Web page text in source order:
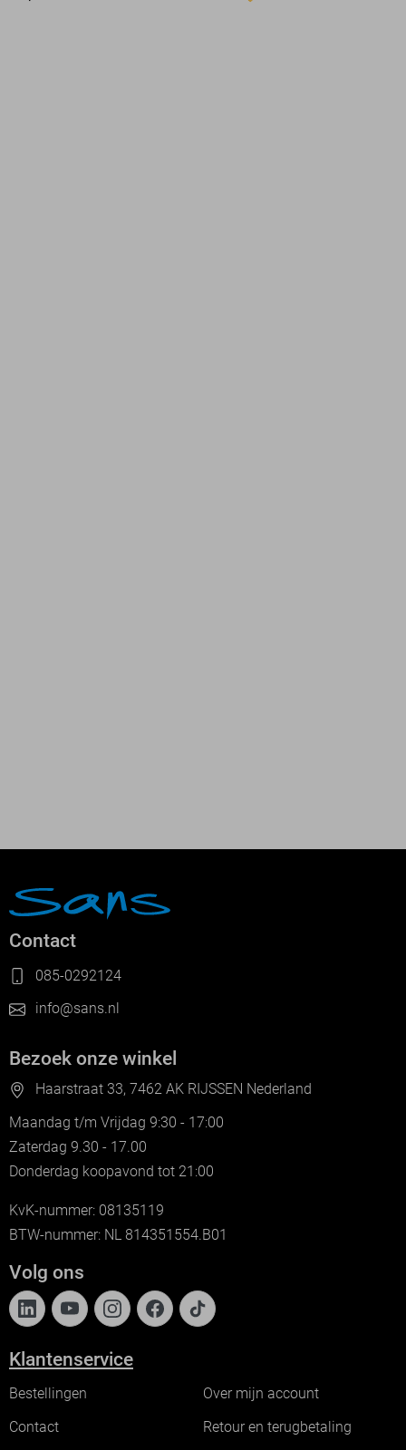
Contact
085-0292124
info@sans.nl
Bezoek onze winkel
Haarstraat 33, 7462 AK RIJSSEN Nederland
Maandag t/m Vrijdag 9:30 - 17:00
Zaterdag 9.30 - 17.00
Donderdag koopavond tot 21:00
KvK-nummer: 08135119
BTW-nummer: NL 814351554.B01
Volg ons
Klantenservice
Bestellingen
Over mijn account
Contact
Retour en terugbetaling